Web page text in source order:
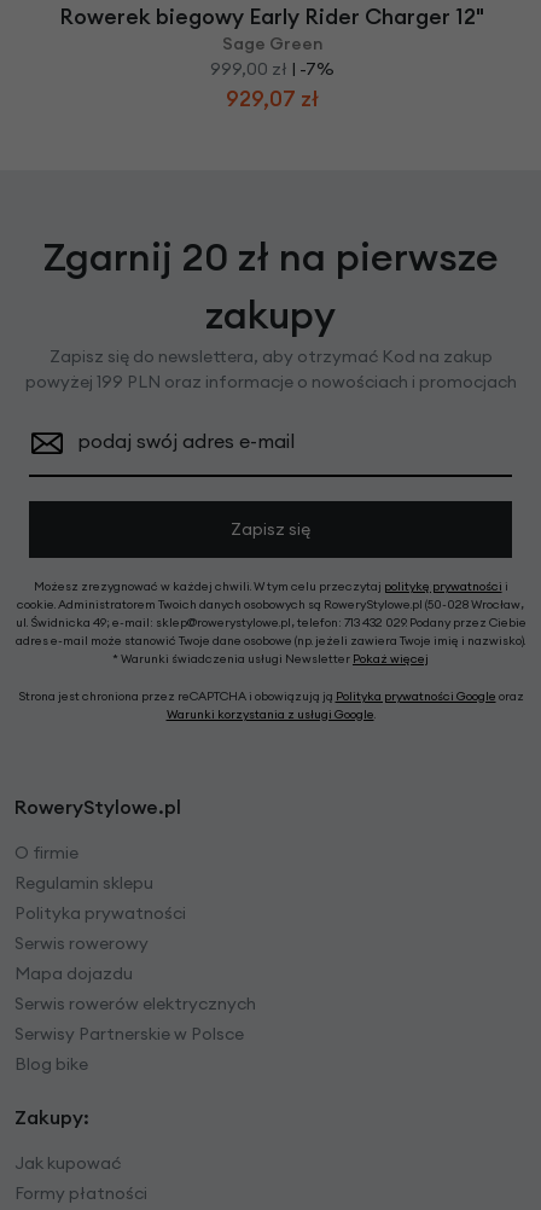
Rowerek biegowy Early Rider Charger 12"
Sage Green
999,00 zł | -7%
929,07 zł
Zgarnij 20 zł na pierwsze
zakupy
Zapisz się do newslettera, aby otrzymać Kod na zakup
powyżej 199 PLN oraz informacje o nowościach i promocjach
podaj swój adres e-mail
Zapisz się
Możesz zrezygnować w każdej chwili. W tym celu przeczytaj politykę prywatności i
cookie. Administratorem Twoich danych osobowych są RoweryStylowe.pl (50-028 Wrocław,
ul. Świdnicka 49; e-mail: sklep@rowerystylowe.pl, telefon: 713 432 029. Podany przez Ciebie
adres e-mail może stanowić Twoje dane osobowe (np. jeżeli zawiera Twoje imię i nazwisko).
* Warunki świadczenia usługi Newsletter Pokaż więcej
Strona jest chroniona przez reCAPTCHA i obowiązują ją Polityka prywatności Google oraz
Warunki korzystania z usługi Google
RoweryStylowe.pl
O firmie
Regulamin sklepu
Polityka prywatności
Serwis rowerowy
Mapa dojazdu
Serwis rowerów elektrycznych
Serwisy Partnerskie w Polsce
Blog bike
Zakupy:
Jak kupować
Formy płatności